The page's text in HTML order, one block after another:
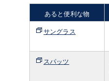
あると便利な物
サングラス
スパッツ